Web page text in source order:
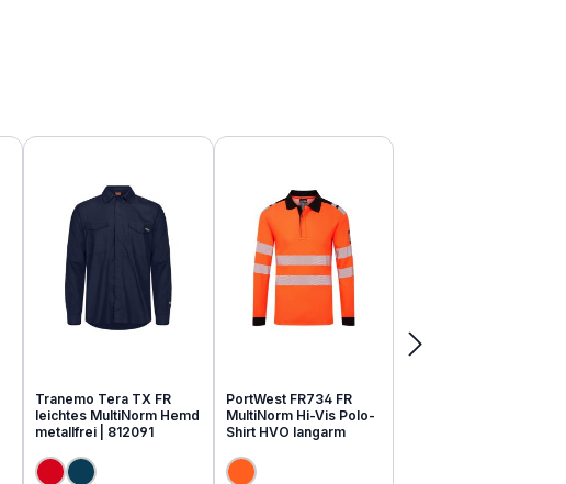
Tranemo Tera TX FR
leichtes MultiNorm Hemd
metallfrei | 812091
PortWest FR734 FR
MultiNorm Hi-Vis Polo-
Shirt HVO langarm